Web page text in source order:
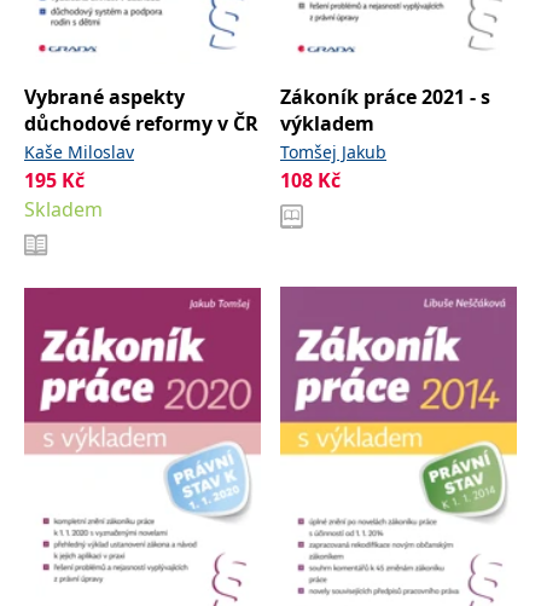
Vybrané aspekty
důchodové reformy v ČR
Kaše Miloslav
195 Kč
Skladem
Zákoník práce 2021 - s
výkladem
Tomšej Jakub
108 Kč